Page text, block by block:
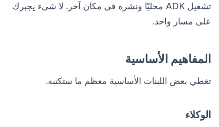
تشغيل ADK محليًا ونشره في مكان آخر. لا شيء يجبرك
على مسار واحد.
المفاهيم الأساسية
تغطي بعض اللبنات الأساسية معظم ما ستكتبه.
الوكلاء